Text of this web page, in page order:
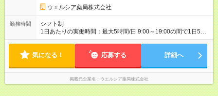
ウエルシア薬局株式会社
勤務時間
シフト制
1日あたりの実働時間：最大5時間/日 9:00～19:00の間で1日5時
間の勤務 ☆週2～4日の勤務 ※勤務曜日応相談 ☆未経験・無資格
気になる！ 応募する 詳細へ
掲載元企業名 ウエルシア薬局株式会社